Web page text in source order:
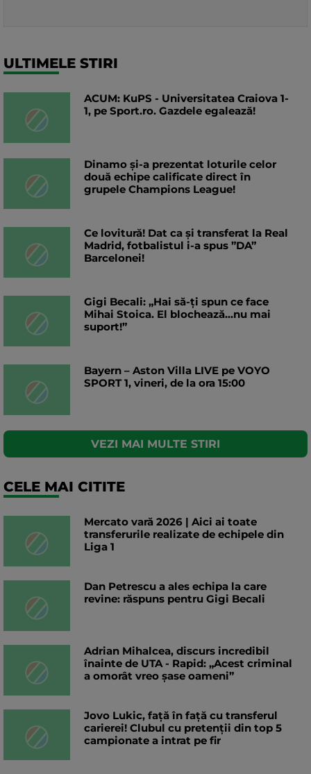
ULTIMELE STIRI
ACUM: KuPS - Universitatea Craiova 1-
1, pe Sport.ro. Gazdele egalează!
Dinamo și-a prezentat loturile celor
două echipe calificate direct în
grupele Champions League!
Ce lovitură! Dat ca și transferat la Real
Madrid, fotbalistul i-a spus ”DA”
Barcelonei!
Gigi Becali: „Hai să-ți spun ce face
Mihai Stoica. El blochează...nu mai
suport!”
Bayern – Aston Villa LIVE pe VOYO
SPORT 1, vineri, de la ora 15:00
VEZI MAI MULTE STIRI
CELE MAI CITITE
Mercato vară 2026 | Aici ai toate
transferurile realizate de echipele din
Liga 1
Dan Petrescu a ales echipa la care
revine: răspuns pentru Gigi Becali
Adrian Mihalcea, discurs incredibil
înainte de UTA - Rapid: „Acest criminal
a omorât vreo șase oameni”
Jovo Lukic, față în față cu transferul
carierei! Clubul cu pretenții din top 5
campionate a intrat pe fir